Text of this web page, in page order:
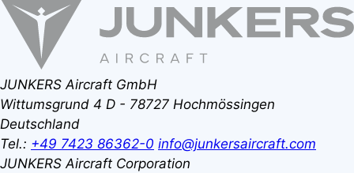
JUNKERS Aircraft GmbH
Wittumsgrund 4 D - 78727 Hochmössingen
Deutschland
Tel.: +49 7423 86362-0 info@junkersaircraft.com
JUNKERS Aircraft Corporation